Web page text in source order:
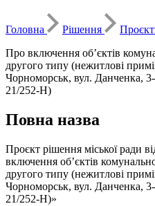
Головна Рішення
Про включення об’єктів
другого типу (нежитлові
Чорноморськ, вул. Данченка,
21/252-Н)
Повна назва
Проєкт рішення міської ради
включення об’єктів
другого типу (нежитлові
Чорноморськ, вул. Данченка,
21/252-Н)»